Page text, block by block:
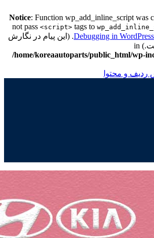
Notice: Function wp_add_inline_script was
not pass <script> tags to
Debugging in WordPressfor more information. (این پیام در نگارش
/home/koreaautoparts/public_html/wp-
و محتوا